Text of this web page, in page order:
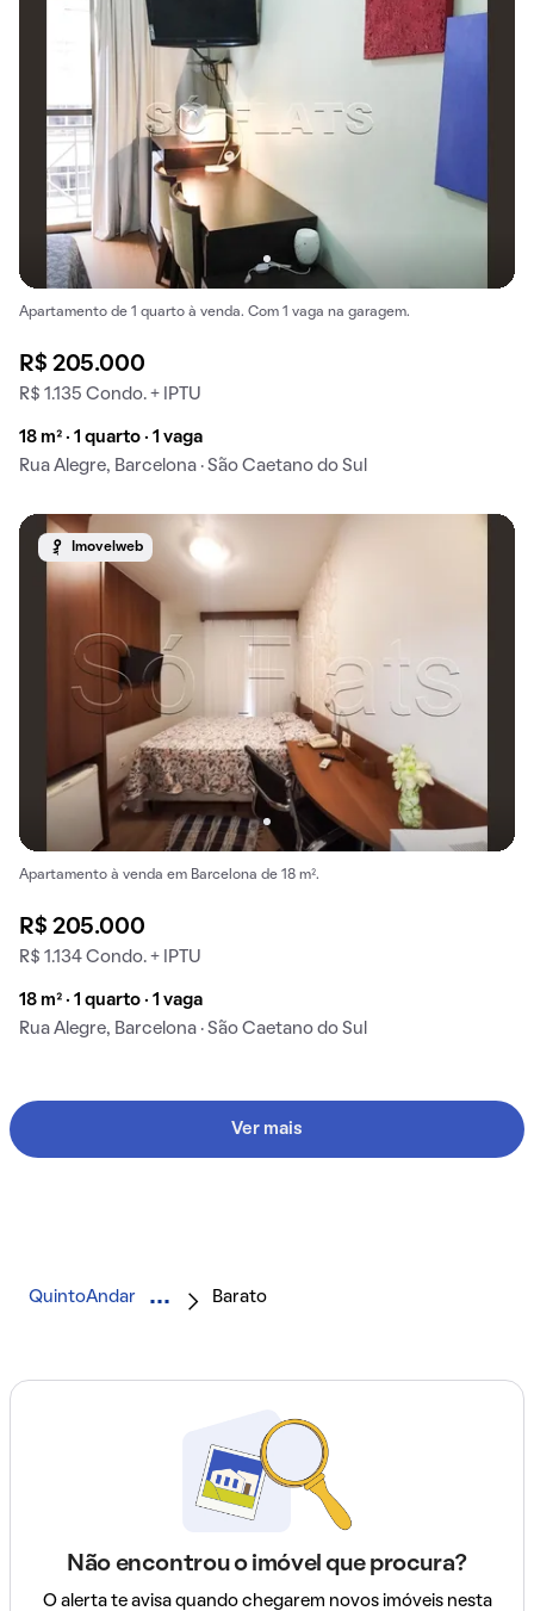
Apartamento de 1 quarto à venda. Com 1 vaga na garagem.
R$ 205.000
R$ 1.135 Condo. + IPTU
18 m² · 1 quarto · 1 vaga
Rua Alegre, Barcelona · São Caetano do Sul
Imovelweb
Apartamento à venda em Barcelona de 18 m².
R$ 205.000
R$ 1.134 Condo. + IPTU
18 m² · 1 quarto · 1 vaga
Rua Alegre, Barcelona · São Caetano do Sul
Ver mais
QuintoAndar Barato
Não encontrou o imóvel que procura?
O alerta te avisa quando chegarem novos imóveis nesta